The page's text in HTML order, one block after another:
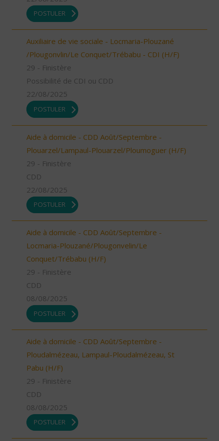
POSTULER
Auxiliaire de vie sociale - Locmaria-Plouzané
/Plougonvlin/Le Conquet/Trébabu - CDI (H/F)
29 - Finistère
Possibilité de CDI ou CDD
22/08/2025
POSTULER
Aide à domicile - CDD Août/Septembre -
Plouarzel/Lampaul-Plouarzel/Ploumoguer (H/F)
29 - Finistère
CDD
22/08/2025
POSTULER
Aide à domicile - CDD Août/Septembre -
Locmaria-Plouzané/Plougonvelin/Le
Conquet/Trébabu (H/F)
29 - Finistère
CDD
08/08/2025
POSTULER
Aide à domicile - CDD Août/Septembre -
Ploudalmézeau, Lampaul-Ploudalmézeau, St
Pabu (H/F)
29 - Finistère
CDD
08/08/2025
POSTULER